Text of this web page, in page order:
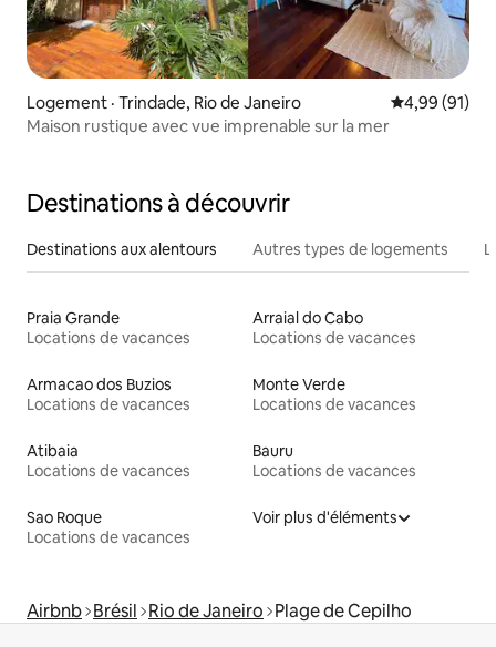
Logement · Trindade, Rio de Janeiro Note
4,99 (91)
Maison rustique avec vue imprenable sur la mer
Destinations à découvrir
Destinations aux alentours Autres types de logements
Praia Grande
Locations de vacances
Arraial do Cabo
Locations de vacances
Armacao dos Buzios
Locations de vacances
Monte Verde
Locations de vacances
Atibaia
Locations de vacances
Bauru
Locations de vacances
Sao Roque
Locations de vacances
Voir plus d'éléments
Airbnb Brésil Rio de Janeiro Plage de Cepilho